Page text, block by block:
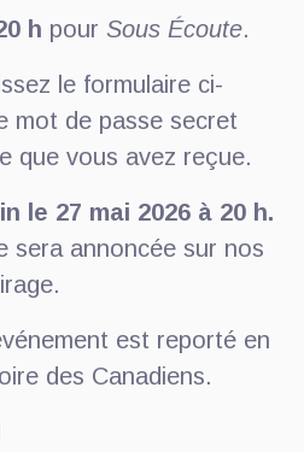
h pour Sous Écoute.
le formulaire ci-
mot de passe secret
que vous avez reçue.
le 27 mai 2026 à 20 h.
sera annoncée sur nos
est reporté en
des Canadiens.